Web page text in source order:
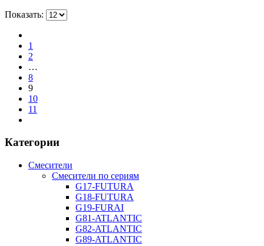
Показать:
1
2
…
8
9
10
11
Категории
Смесители
Смесители по сериям
G17-FUTURA
G18-FUTURA
G19-FURAI
G81-ATLANTIC
G82-ATLANTIC
G89-ATLANTIC